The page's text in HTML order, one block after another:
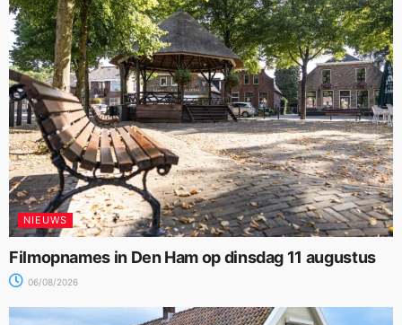
NIEUWS
Filmopnames in Den Ham op dinsdag 11 augustus
06/08/2026